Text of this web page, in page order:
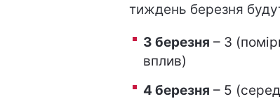
тиждень березня
3 березня – 3
вплив)
4 березня – 5